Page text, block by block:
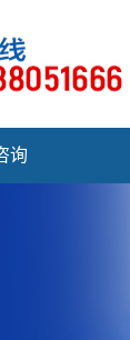
询